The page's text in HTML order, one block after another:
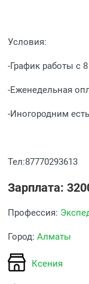
Условия:
-График работы с
-Еженедельная
-Иногородним
Тел:87770293613
Зарплата:
Профессия:
Город:Алматы
Ксения